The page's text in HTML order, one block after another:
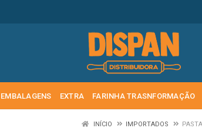
EMBALAGENS EXTRA FARINHA TRASNFORMAÇÃO
INÍCIO IMPORTADOS